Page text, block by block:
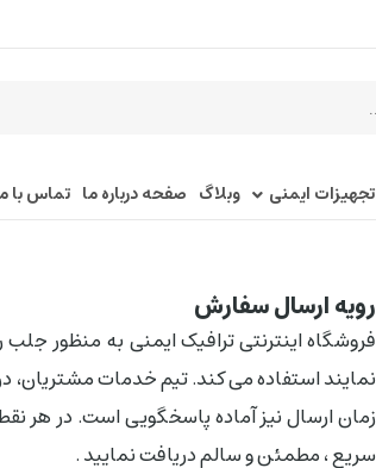
تجهیزات ایمنی وبلاگ صفحه درباره ما تماس با
رویه ارسال سفارش
فروشگاه اینترنتی ترافیک ایمنی به منظور
نمایند استفاده می کند. تیم خدمات مشتریان،
زمان ارسال نیز آماده پاسخگویی است. در هر
سریع ، مطمئن و سالم دریافت نمایید .